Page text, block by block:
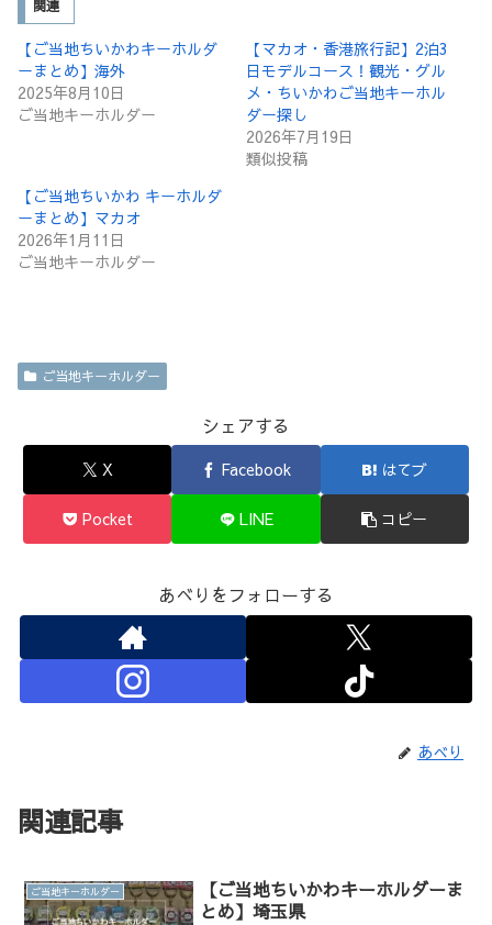
関連
【ご当地ちいかわキーホルダ
ーまとめ】海外
2025年8月10日
ご当地キーホルダー
【マカオ・香港旅行記】2泊3
日モデルコース！観光・グル
メ・ちいかわご当地キーホル
ダー探し
2026年7月19日
類似投稿
【ご当地ちいかわ キーホルダ
ーまとめ】マカオ
2026年1月11日
ご当地キーホルダー
ご当地キーホルダー
シェアする
X Facebook はてブ
Pocket LINE コピー
あべりをフォローする
あべり
関連記事
ご当地キーホルダー
【ご当地ちいかわキーホルダーま
とめ】埼玉県